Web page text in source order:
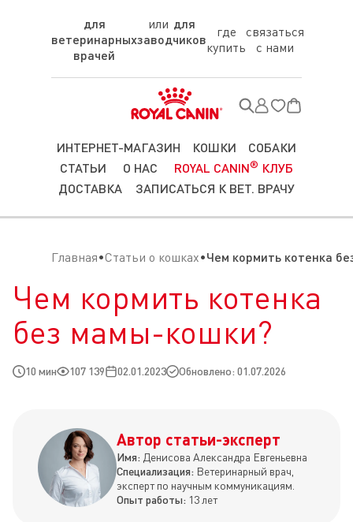
для
ветеринарных
врачей
для
заводчиков
где
купить
связаться
с нами
ИНТЕРНЕТ-МАГАЗИН КОШКИ
СОБАКИ
СТАТЬИ
О НАС ROYAL CANIN® КЛУБ
ДОСТАВКА
ЗАПИСАТЬСЯ К ВЕТ. ВРАЧУ
Главная Статьи о кошках Чем кормить котенка
Чем кормить котенка
без мамы-кошки?
10 мин 107 139 02.01.2023 Обновлено: 01.07.2026
Автор статьи-эксперт
Имя: Денисова Александра Евгеньевна
Специализация: Ветеринарный врач,
эксперт по научным коммуникациям.
Опыт работы: 13 лет